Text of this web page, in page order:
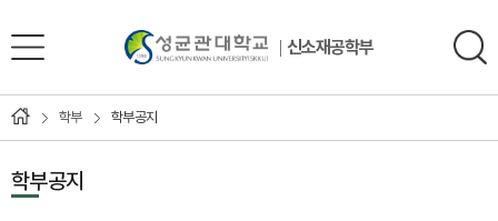
신소재공학부
학부 학부공지
학부공지